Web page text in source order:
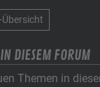
DIESEM FORUM
Themen in